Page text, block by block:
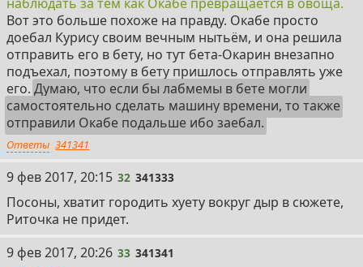
Вот это больше похоже на правду. Окабе просто
доебал Курису своим вечным нытьём, и она решила
отправить его в бету, но тут бета-Окарин внезапно
подъехал, поэтому в бету пришлось отправлять уже
его. Думаю, что если бы лабмемы в бете могли
самостоятельно сделать машину времени, то также
отправили Окабе подальше ибо заебал.
Ответы 341341
32
9 фев 2017, 20:15 32 341333
Посоны, хватит городить хуету вокруг дыр в сюжете,
Риточка не придет.
33
9 фев 2017, 20:26 33 341341